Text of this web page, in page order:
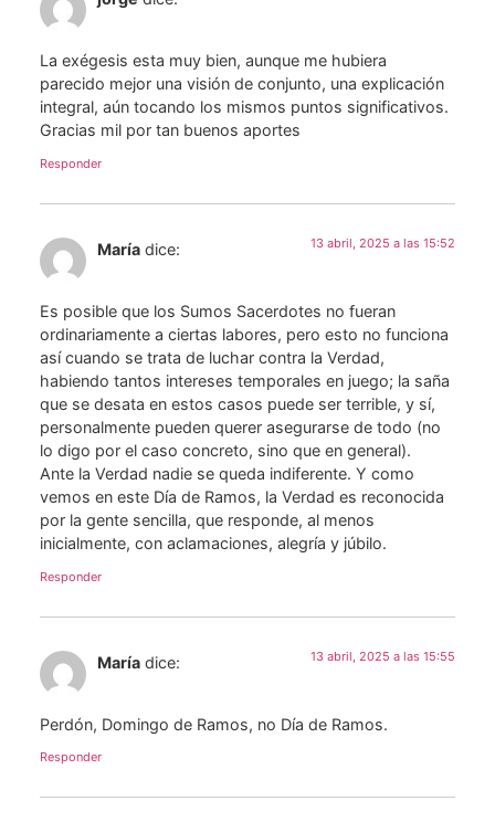
La exégesis esta muy bien, aunque me hubiera
parecido mejor una visión de conjunto, una explicación
integral, aún tocando los mismos puntos significativos.
Gracias mil por tan buenos aportes
Responder
María dice: 13 abril, 2025 a las 15:52
Es posible que los Sumos Sacerdotes no fueran
ordinariamente a ciertas labores, pero esto no funciona
así cuando se trata de luchar contra la Verdad,
habiendo tantos intereses temporales en juego; la saña
que se desata en estos casos puede ser terrible, y sí,
personalmente pueden querer asegurarse de todo (no
lo digo por el caso concreto, sino que en general).
Ante la Verdad nadie se queda indiferente. Y como
vemos en este Día de Ramos, la Verdad es reconocida
por la gente sencilla, que responde, al menos
inicialmente, con aclamaciones, alegría y júbilo.
Responder
María dice: 13 abril, 2025 a las 15:55
Perdón, Domingo de Ramos, no Día de Ramos.
Responder